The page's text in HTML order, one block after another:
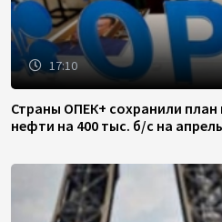
17:10
Страны ОПЕК+ сохранили
нефти на 400 тыс. б/с на апрель